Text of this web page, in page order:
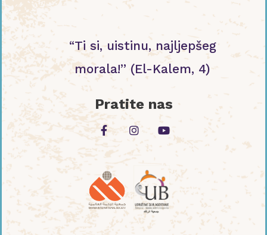
“Ti si, uistinu, najljepšeg
morala!” (El-Kalem, 4)
Pratite nas